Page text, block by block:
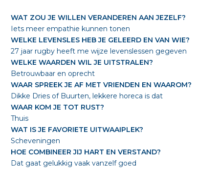
WAT ZOU JE WILLEN VERANDEREN AAN JEZELF?
Iets meer empathie kunnen tonen
WELKE LEVENSLES HEB JE GELEERD EN VAN WIE?
27 jaar rugby heeft me wijze levenslessen gegeven
WELKE WAARDEN WIL JE UITSTRALEN?
Betrouwbaar en oprecht
WAAR SPREEK JE AF MET VRIENDEN EN WAAROM?
Dikke Dries of Buurten, lekkere horeca is dat
WAAR KOM JE TOT RUST?
Thuis
WAT IS JE FAVORIETE UITWAAIPLEK?
Scheveningen
HOE COMBINEER JIJ HART EN VERSTAND?
Dat gaat gelukkig vaak vanzelf goed